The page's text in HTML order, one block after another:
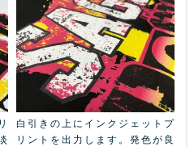
白引きの上にインクジェットプ
リントを出力します。発色が良